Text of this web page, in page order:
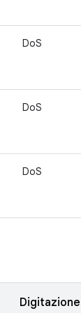
DoS
DoS
DoS
Digitazione